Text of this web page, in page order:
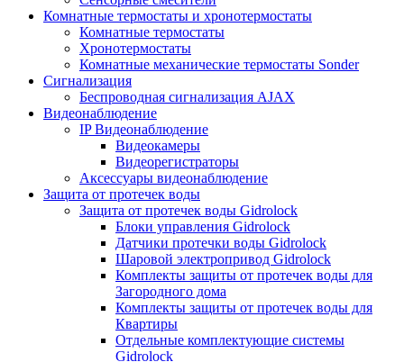
Комнатные термостаты и хронотермостаты
Комнатные термостаты
Хронотермостаты
Комнатные механические термостаты Sonder
Сигнализация
Беспроводная сигнализация AJAX
Видеонаблюдение
IP Видеонаблюдение
Видеокамеры
Видеорегистраторы
Аксессуары видеонаблюдение
Защита от протечек воды
Защита от протечек воды Gidrolock
Блоки управления Gidrolock
Датчики протечки воды Gidrolock
Шаровой электропривод Gidrolock
Комплекты защиты от протечек воды для
Загородного дома
Комплекты защиты от протечек воды для
Квартиры
Отдельные комплектующие системы
Gidrolock